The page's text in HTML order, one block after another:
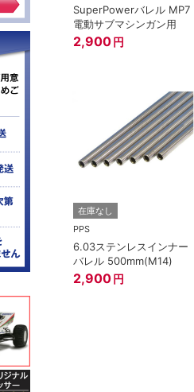
SuperPowerバレル MP7
電動サブマシンガン用
2,900 円
在庫なし
PPS
6.03ステンレスインナー
バレル 500mm(M14)
2,900 円